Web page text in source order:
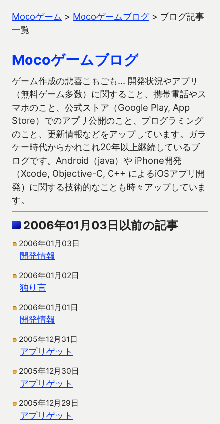
Mocoゲーム > Mocoゲームブログ> ブログ記事
一覧
Mocoゲームブログ
ゲーム作成の悲喜こもごも… 開発状況やアプリ
（無料ゲーム多数）に関すること、携帯電話やス
マホのこと、公式ストア（Google Play, App
Store）でのアプリ公開のこと、プログラミング
のこと、更新情報などをアップしています。ガラ
ケー時代からかれこれ20年以上継続しているブ
ログです。Android（java）や iPhone開発
（Xcode, Objective-C, C++ によるiOSアプリ開
発）に関する技術的なことも時々アップしていま
す。
2006年01月03日以前の記事
2006年01月03日
開発情報
2006年01月02日
独り言
2006年01月01日
開発情報
2005年12月31日
アプリゲット
2005年12月30日
アプリゲット
2005年12月29日
アプリゲット